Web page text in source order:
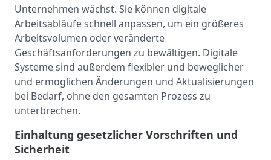
Unternehmen wächst. Sie können digitale
Arbeitsabläufe schnell anpassen, um ein größeres
Arbeitsvolumen oder veränderte
Geschäftsanforderungen zu bewältigen. Digitale
Systeme sind außerdem flexibler und beweglicher
und ermöglichen Änderungen und Aktualisierungen
bei Bedarf, ohne den gesamten Prozess zu
unterbrechen.
Einhaltung gesetzlicher Vorschriften und
Sicherheit